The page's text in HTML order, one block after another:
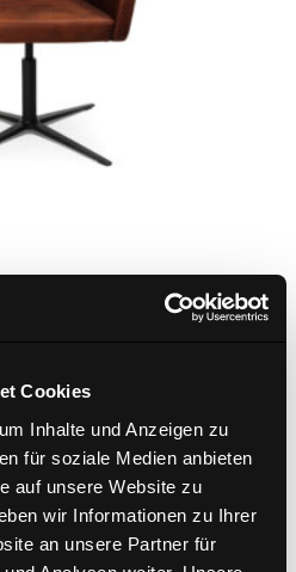
Cookies
Inhalte und Anzeigen zu
für soziale Medien anbieten
auf unsere Website zu
wir Informationen zu Ihrer
an unsere Partner für